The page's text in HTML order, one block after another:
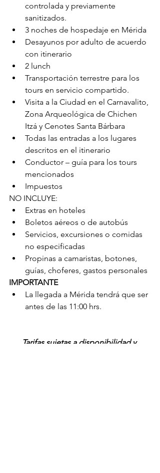
controlada y previamente
sanitizados.
3 noches de hospedaje en Mérida
Desayunos por adulto de acuerdo
con itinerario
2 lunch
Transportación terrestre para los
tours en servicio compartido.
Visita a la Ciudad en el Carnavalito,
Zona Arqueológica de Chichen
Itzá y Cenotes Santa Bárbara
Todas las entradas a los lugares
descritos en el itinerario
Conductor – guía para los tours
mencionados
Impuestos
NO INCLUYE:
Extras en hoteles
Boletos aéreos o de autobús
Servicios, excursiones o comidas
no especificadas
Propinas a camaristas, botones,
guías, choferes, gastos personales
IMPORTANTE
La llegada a Mérida tendrá que ser
antes de las 11:00 hrs.
Tarifas sujetas a disponibilidad y